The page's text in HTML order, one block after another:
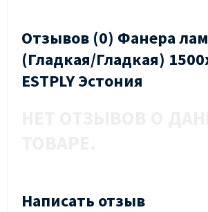
Отзывов (0) Фанера
(Гладкая/Гладкая)
ESTPLY Эстония
Написать отзыв